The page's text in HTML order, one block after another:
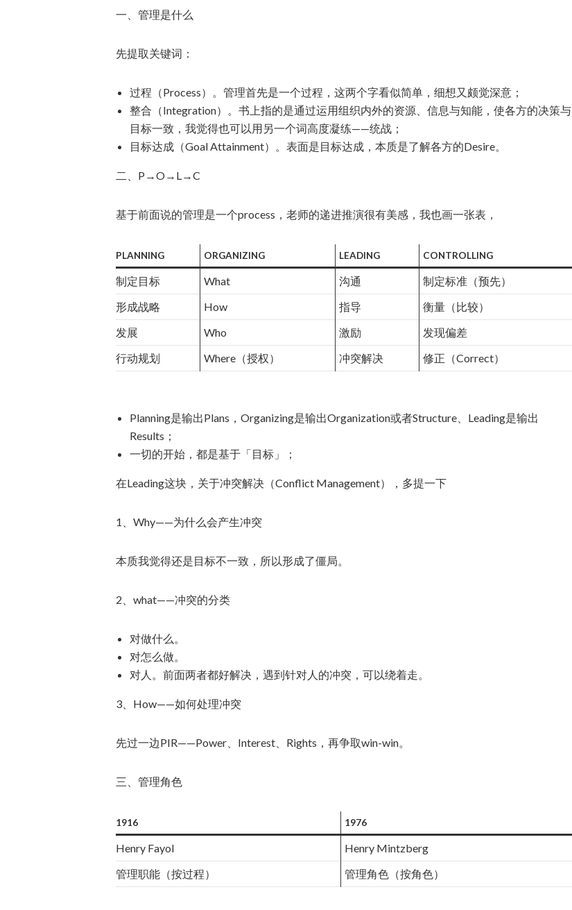
一、管理是什么
先提取关键词：
过程（Process）。管理首先是一个过程，这两个字看似简单，细想又颇觉深意；
整合（Integration）。书上指的是通过运用组织内外的资源、信息与知能，使各方的决策与
目标一致，我觉得也可以用另一个词高度凝练——统战；
目标达成（Goal Attainment）。表面是目标达成，本质是了解各方的Desire。
二、P→O→L→C
基于前面说的管理是一个process，老师的递进推演很有美感，我也画一张表，
PLANNING ORGANIZING LEADING CONTROLLING
制定目标 What 沟通
制定标准（预先）
形成战略
How 指导
衡量（比较）
发展
Who 激励
发现偏差
行动规划
Where（授权） 冲突解决 修正（Correct）
Planning是输出Plans，Organizing是输出Organization或者Structure、Leading是输出
Results；
一切的开始，都是基于「目标」；
在Leading这块，关于冲突解决（Conflict Management），多提一下
1、Why——为什么会产生冲突
本质我觉得还是目标不一致，所以形成了僵局。
2、what——冲突的分类
对做什么。
对怎么做。
对人。前面两者都好解决，遇到针对人的冲突，可以绕着走。
3、How——如何处理冲突
先过一边PIR——Power、Interest、Rights，再争取win-win。
三、管理角色
1916 1976
Henry Fayol
Henry Mintzberg
管理职能（按过程）
管理角色（按角色）